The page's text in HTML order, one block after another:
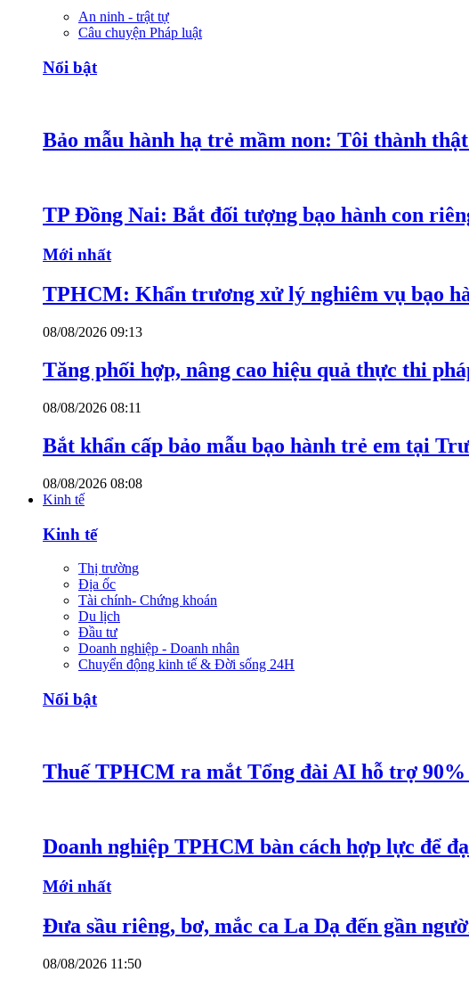
An ninh - trật tự
Câu chuyện Pháp luật
Nổi bật
Bảo mẫu hành hạ trẻ mầm non: Tôi thành
TP Đồng Nai: Bắt đối tượng bạo hành con
Mới nhất
TPHCM: Khẩn trương xử lý nghiêm vụ bạo
08/08/2026 09:13
Tăng phối hợp, nâng cao hiệu quả thực thi
08/08/2026 08:11
Bắt khẩn cấp bảo mẫu bạo hành trẻ em tại
08/08/2026 08:08
Kinh tế
Kinh tế
Thị trường
Địa ốc
Tài chính- Chứng khoán
Du lịch
Đầu tư
Doanh nghiệp - Doanh nhân
Chuyển động kinh tế & Đời sống 24H
Nổi bật
Thuế TPHCM ra mắt Tổng đài AI hỗ trợ 90%
Doanh nghiệp TPHCM bàn cách hợp lực để
Mới nhất
Đưa sầu riêng, bơ, mắc ca La Dạ đến gần
08/08/2026 11:50